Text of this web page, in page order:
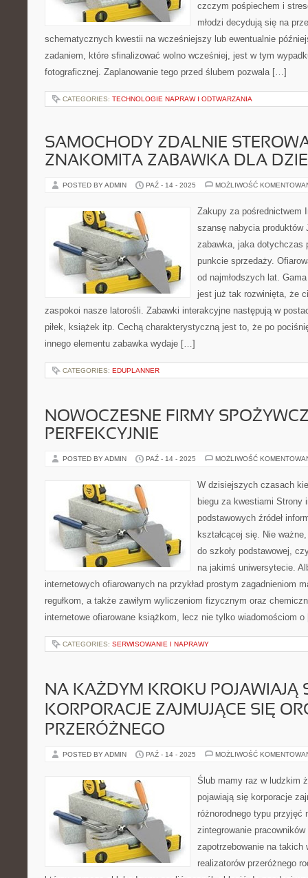
czczym pośpiechem i
młodzi decydują się na
schematycznych kwestii na wcześniejszy lub ewentualnie
zadaniem, które sfinalizować wolno wcześniej, jest w tym
fotograficznej. Zaplanowanie tego przed ślubem pozwala […]
CATEGORIES: TECHNOLOGIE NAPRAW I ODTWARZANIA
SAMOCHODY ZDALNIE
ZNAKOMITA ZABAWKA DLA
POSTED BY ADMIN PAŹ - 14 - 2025 MOŻLIWOŚĆ
Zakupy za pośrednictwem
szansę nabycia produktów
zabawka, jaka dotychczas
punkcie sprzedaży.
od najmłodszych lat.
jest już tak rozwinięta, że
zaspokoi nasze latorośli. Zabawki interakcyjne następują w
piłek, książek itp. Cechą charakterystyczną jest to, że po
innego elementu zabawka wydaje […]
CATEGORIES: EDUPLANNER
NOWOCZESNE FIRMY
PERFEKCYJNIE
POSTED BY ADMIN PAŹ - 14 - 2025 MOŻLIWOŚĆ
W dzisiejszych czasach
biegu za kwestiami Strony
podstawowych źródeł
kształcącej się. Nie
do szkoły podstawowej,
na jakimś uniwersytecie.
internetowych ofiarowanych na przykład prostym zagadnieniom
regułkom, a także zawiłym wyliczeniom fizycznym oraz
internetowe ofiarowane książkom, lecz nie tylko wiadomościom
CATEGORIES: SERWISOWANIE I NAPRAWY
NA KAŻDYM KROKU POJAWIAJĄ
KORPORACJE ZAJMUJĄCE SIĘ
PRZERÓŻNEGO
POSTED BY ADMIN PAŹ - 14 - 2025 MOŻLIWOŚĆ
Ślub mamy raz w ludzkim
pojawiają się korporacje
różnorodnego typu przyjęć
zintegrowanie
zapotrzebowanie na takich
realizatorów przeróżnego